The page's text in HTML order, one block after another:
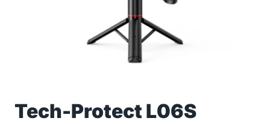
Tech-Protect L06S